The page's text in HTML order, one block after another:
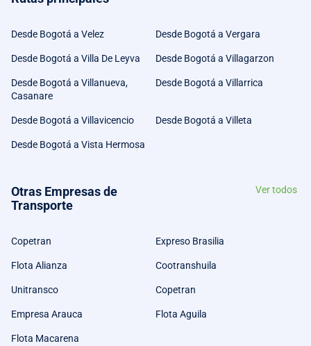
Desde Bogotá a Velez Desde Bogotá a Vergara
Desde Bogotá a Villa De Leyva Desde Bogotá a Villagarzon
Desde Bogotá a Villanueva,
Casanare
Desde Bogotá a Villarrica
Desde Bogotá a Villavicencio Desde Bogotá a Villeta
Desde Bogotá a Vista Hermosa
Otras Empresas de
Transporte
Ver todos
Copetran Expreso Brasilia
Flota Alianza Cootranshuila
Unitransco Copetran
Empresa Arauca Flota Aguila
Flota Macarena